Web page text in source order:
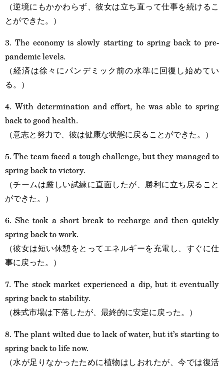
（逆境にもかかわらず、彼女は立ち直って仕事を続けるこ
とができた。）
3. The economy is slowly starting to spring back to pre-
pandemic levels.
（経済は徐々にパンデミック前の水準に回復し始めてい
る。）
4. With determination and effort, he was able to spring
back to good health.
（意志と努力で、彼は健康な状態に戻ることができた。）
5. The team faced a tough challenge, but they managed to
spring back to victory.
（チームは厳しい試練に直面したが、勝利に立ち戻ること
ができた。）
6. She took a short break to recharge and then quickly
spring back to work.
（彼女は短い休憩をとってエネルギーを充電し、すぐに仕
事に戻った。）
7. The stock market experienced a dip, but it eventually
spring back to stability.
（株式市場は下落したが、最終的に安定に戻った。）
8. The plant wilted due to lack of water, but it’s starting to
spring back to life now.
（水が足りなかったために植物はしおれたが、今では復活